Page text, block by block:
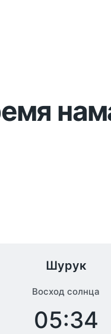
Шурук
Восход солнца
05:34